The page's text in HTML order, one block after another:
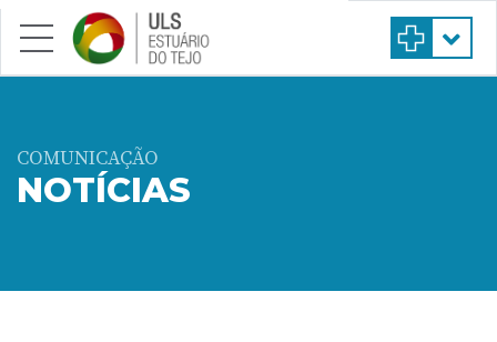
Saltar para conteúdo principal
COMUNICAÇÃO
NOTÍCIAS